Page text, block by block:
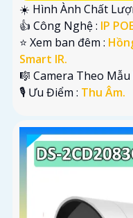
☀️ Hình Ành Chất
👍 Công Nghệ : IP
⭐ Xem ban đêm :
Smart IR.
🎼️ Camera Theo Mẫu
️🎙 Ưu Điểm : Thu Âm.